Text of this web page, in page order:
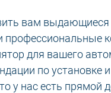
вам
для вашего
по
у нас есть